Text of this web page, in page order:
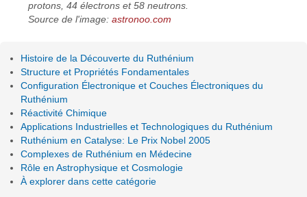
protons, 44 électrons et 58 neutrons.
Source de l'image:astronoo.com
Histoire de la Découverte du Ruthénium
Structure et Propriétés Fondamentales
Configuration Électronique et Couches Électroniques du
Ruthénium
Réactivité Chimique
Applications Industrielles et Technologiques du Ruthénium
Ruthénium en Catalyse: Le Prix Nobel 2005
Complexes de Ruthénium en Médecine
Rôle en Astrophysique et Cosmologie
À explorer dans cette catégorie